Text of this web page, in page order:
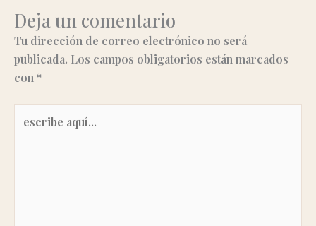
Deja un comentario
Tu dirección de correo electrónico no será
publicada. Los campos obligatorios están marcados
con *
aquí...